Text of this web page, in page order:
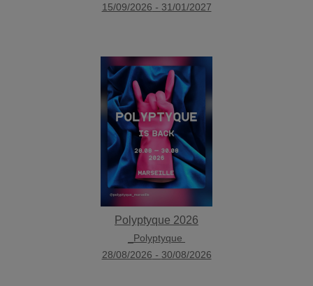
15/09/2026 - 31/01/2027
Polyptyque 2026
_Polyptyque
28/08/2026 - 30/08/2026